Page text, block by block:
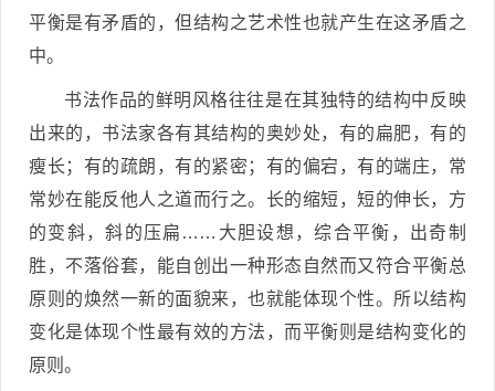
平衡是有矛盾的，但结构之艺术性也就产生在这矛盾之
中。
书法作品的鲜明风格往往是在其独特的结构中反映
出来的，书法家各有其结构的奥妙处，有的扁肥，有的
瘦长；有的疏朗，有的紧密；有的偏宕，有的端庄，常
常妙在能反他人之道而行之。长的缩短，短的伸长，方
的变斜，斜的压扁……大胆设想，综合平衡，出奇制
胜，不落俗套，能自创出一种形态自然而又符合平衡总
原则的焕然一新的面貌来，也就能体现个性。所以结构
变化是体现个性最有效的方法，而平衡则是结构变化的
原则。